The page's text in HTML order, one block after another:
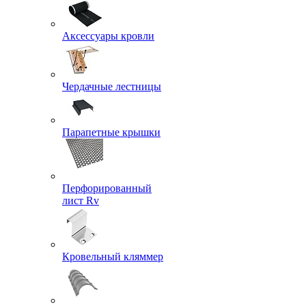
Аксессуары кровли
Чердачные лестницы
Парапетные крышки
Перфорированный
лист Rv
Кровельный кляммер